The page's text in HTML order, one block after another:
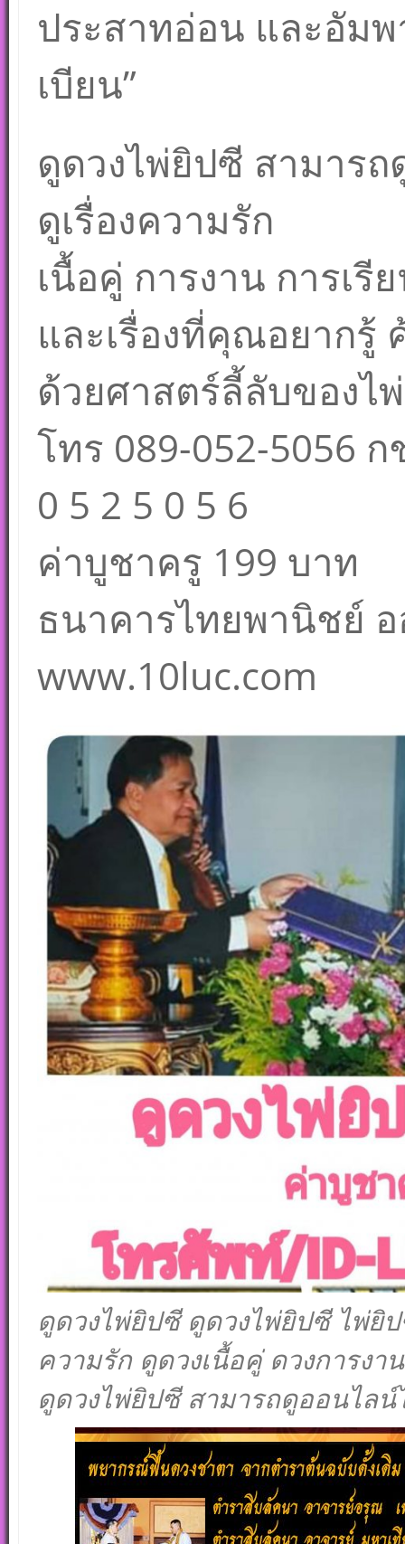
ประสาทอ่อน และอัม
เบียน”
ดูดวงไพ่ยิปซี สามาร
ดูเรื่องความรัก
เนื้อคู่ การงาน การเรี
และเรื่องที่คุณอยาก
ด้วยศาสตร์ลี้ลับของไ
โทร 089-052-5056
0 5 2 5 0 5 6
ค่าบูชาครู 199 บาท
ธนาคารไทยพานิชย์
www.10luc.com
ดูดวงไพ่ยิปซี ดูดวงไพ่ยิปซี ไพ่ยิ
ความรัก ดูดวงเนื้อคู่ ดวงการงา
ดูดวงไพ่ยิปซี สามารถดูออนไลน์